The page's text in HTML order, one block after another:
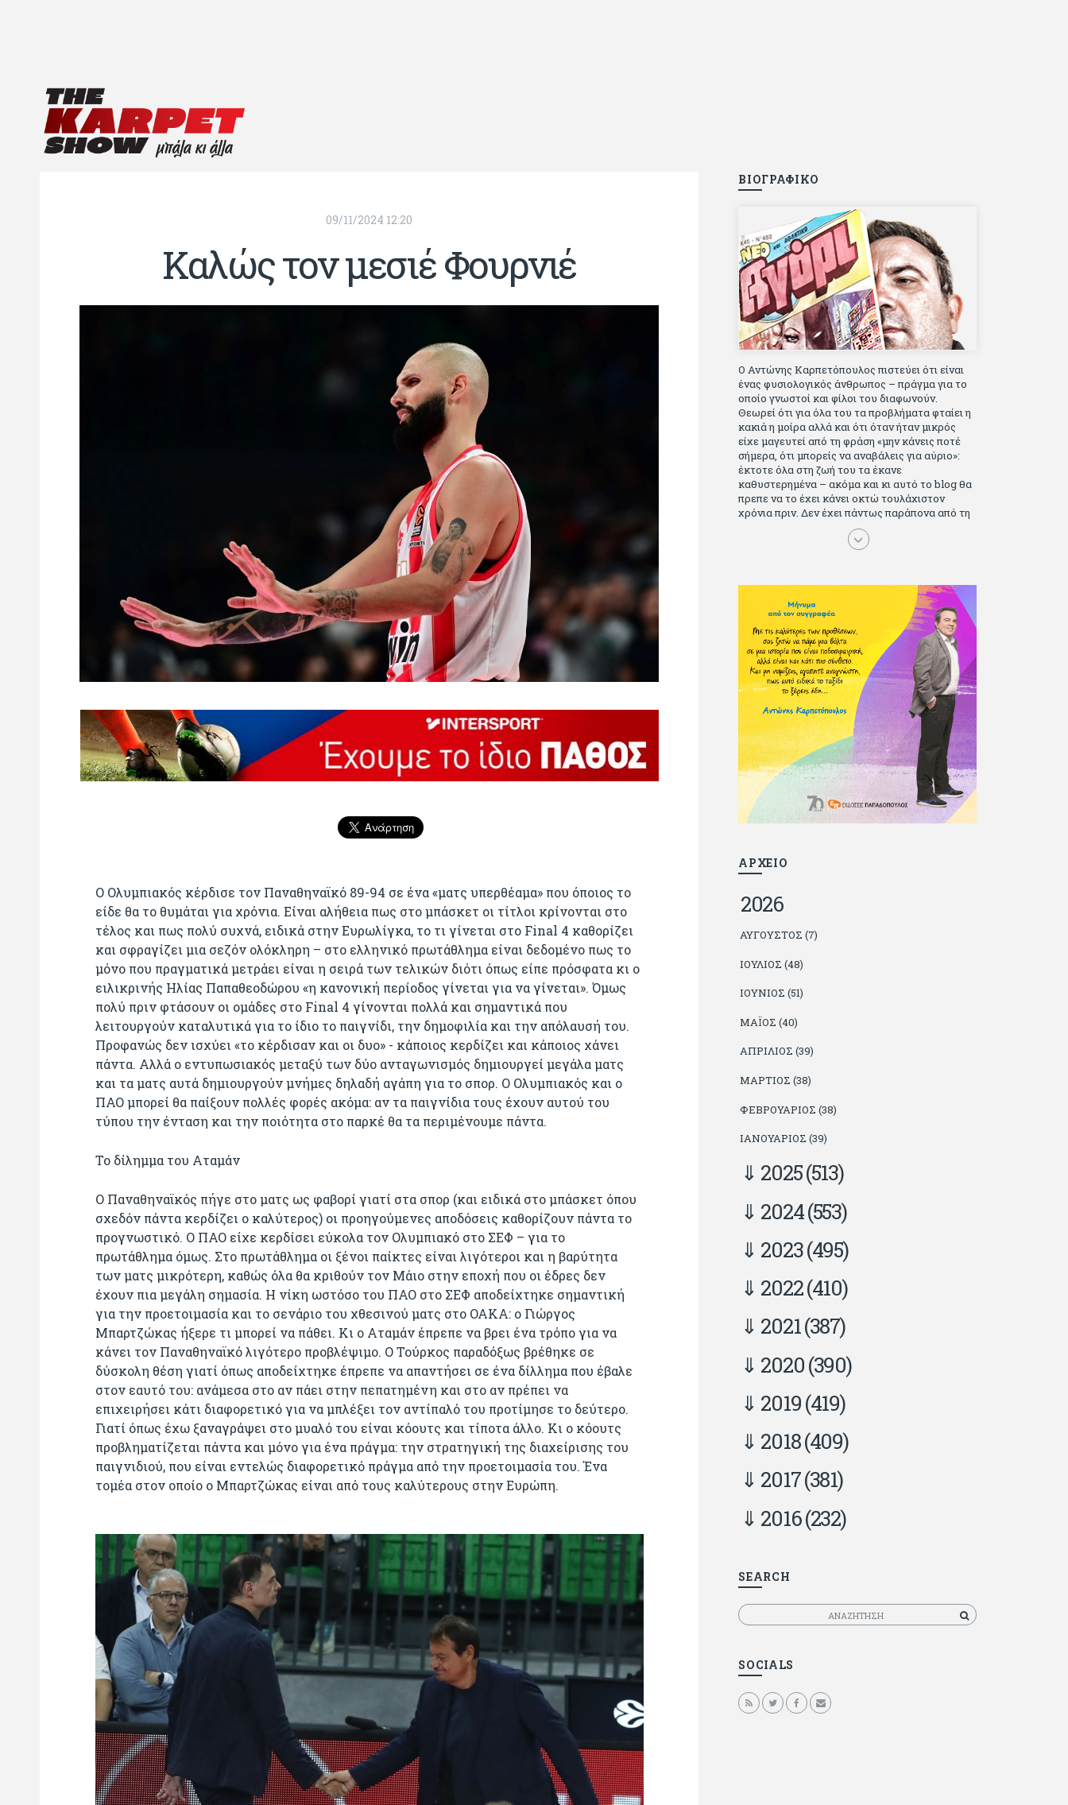
09/11/2024 12:20
Καλώς τον μεσιέ Φουρνιέ
Ο Ολυμπιακός κέρδισε τον Παναθηναϊκό 89-94 σε ένα «ματς υπερθέαμα» που όποιος το
είδε θα το θυμάται για χρόνια. Είναι αλήθεια πως στο μπάσκετ οι τίτλοι κρίνονται στο
τέλος και πως πολύ συχνά, ειδικά στην Ευρωλίγκα, το τι γίνεται στο Final 4 καθορίζει
και σφραγίζει μια σεζόν ολόκληρη – στο ελληνικό πρωτάθλημα είναι δεδομένο πως το
μόνο που πραγματικά μετράει είναι η σειρά των τελικών διότι όπως είπε πρόσφατα κι ο
ειλικρινής Ηλίας Παπαθεοδώρου «η κανονική περίοδος γίνεται για να γίνεται». Όμως
πολύ πριν φτάσουν οι ομάδες στο Final 4 γίνονται πολλά και σημαντικά που
λειτουργούν καταλυτικά για το ίδιο το παιγνίδι, την δημοφιλία και την απόλαυσή του.
Προφανώς δεν ισχύει «το κέρδισαν και οι δυο» - κάποιος κερδίζει και κάποιος χάνει
πάντα. Αλλά ο εντυπωσιακός μεταξύ των δύο ανταγωνισμός δημιουργεί μεγάλα ματς
και τα ματς αυτά δημιουργούν μνήμες δηλαδή αγάπη για το σπορ. Ο Ολυμπιακός και ο
ΠΑΟ μπορεί θα παίξουν πολλές φορές ακόμα: αν τα παιγνίδια τους έχουν αυτού του
τύπου την ένταση και την ποιότητα στο παρκέ θα τα περιμένουμε πάντα.
Το δίλημμα του Αταμάν
Ο Παναθηναϊκός πήγε στο ματς ως φαβορί γιατί στα σπορ (και ειδικά στο μπάσκετ όπου
σχεδόν πάντα κερδίζει ο καλύτερος) οι προηγούμενες αποδόσεις καθορίζουν πάντα το
προγνωστικό. Ο ΠΑΟ είχε κερδίσει εύκολα τον Ολυμπιακό στο ΣΕΦ – για το
πρωτάθλημα όμως. Στο πρωτάθλημα οι ξένοι παίκτες είναι λιγότεροι και η βαρύτητα
των ματς μικρότερη, καθώς όλα θα κριθούν τον Μάιο στην εποχή που οι έδρες δεν
έχουν πια μεγάλη σημασία. Η νίκη ωστόσο του ΠΑΟ στο ΣΕΦ αποδείχτηκε σημαντική
για την προετοιμασία και το σενάριο του χθεσινού ματς στο ΟΑΚΑ: ο Γιώργος
Μπαρτζώκας ήξερε τι μπορεί να πάθει. Κι ο Αταμάν έπρεπε να βρει ένα τρόπο για να
κάνει τον Παναθηναϊκό λιγότερο προβλέψιμο. Ο Τούρκος παραδόξως βρέθηκε σε
δύσκολη θέση γιατί όπως αποδείχτηκε έπρεπε να απαντήσει σε ένα δίλλημα που έβαλε
στον εαυτό του: ανάμεσα στο αν πάει στην πεπατημένη και στο αν πρέπει να
επιχειρήσει κάτι διαφορετικό για να μπλέξει τον αντίπαλό του προτίμησε το δεύτερο.
Γιατί όπως έχω ξαναγράψει στο μυαλό του είναι κόουτς και τίποτα άλλο. Κι ο κόουτς
προβληματίζεται πάντα και μόνο για ένα πράγμα: την στρατηγική της διαχείρισης του
παιγνιδιού, που είναι εντελώς διαφορετικό πράγμα από την προετοιμασία του. Ένα
τομέα στον οποίο ο Μπαρτζώκας είναι από τους καλύτερους στην Ευρώπη.
ΒΙΟΓΡΑΦΙΚΟ
Ο Αντώνης Καρπετόπουλος πιστεύει ότι είναι
ένας φυσιολογικός άνθρωπος – πράγμα για το
οποίο γνωστοί και φίλοι του διαφωνούν.
Θεωρεί ότι για όλα του τα προβλήματα φταίει η
κακιά η μοίρα αλλά και ότι όταν ήταν μικρός
είχε μαγευτεί από τη φράση «μην κάνεις ποτέ
σήμερα, ότι μπορείς να αναβάλεις για αύριο»:
έκτοτε όλα στη ζωή του τα έκανε
καθυστερημένα – ακόμα και κι αυτό το blog θα
πρεπε να το έχει κάνει οκτώ τουλάχιστον
χρόνια πριν. Δεν έχει πάντως παράπονα από τη
ζωή του, ούτε και απωθημένα. Πέρασε ωραία
παιδικά χρόνια διαβάζοντας πολλά και σοβαρά
αρκετό Ιούλιο Βέρν πριν τον κερδίσουν τα
αστυνομικά), απέκτησε τους σωστούς φίλους
κυρίως γιατί του άρεσε να κάνει παρέα με
μεγαλύτερους. Μεγαλώνοντας σπούδασε, έζησε
πολύ στο εξωτερικό, είδε εκατοντάδες ταινίες
κι έγραφε και στο περιοδικό Σινεμά, είχε
κάποιες αισθηματικές περιπέτειες που
σκόρπισαν γέλιο στους φίλους του - αν όχι και
στον ίδιο. Πήγε στρατό κανονικά στα σύνορα
και διατήρησε μια καλή σχέση με την οικογένεια
του, την οποία αισθάνεται πως διάφορες φορές
έφερε σε δύσκολη θέση. Κείμενο με την
υπογραφή του πρωτοδημοσιεύτηκε στο
Φίλαθλο το 1992. Επέστρεψε οριστικά στην
Ελλάδα το 1998, δούλεψε για πολλούς (αφού
δυσκολεύεται να πει όχι), και κάποιοι, αν όχι και
όλοι, τον πλήρωσαν κι έμειναν και
ευχαριστημένοι από τη συνεργασία. Σήμερα
κλείσει εικοσαετία) και στη Sportday. Επαίρεται
ότι λίγοι έχουν δει περισσότερο ποδόσφαιρο
γιατί είναι μέλος της γενιάς που απόλαυσε τους
μεγαλύτερους σε όλα τα σπορ. Δεν είναι
παντρεμένος, αλλά θαυμάζει όσους βρίσκουν το
κουράγιο να το κάνουν. Αντίθετα από πολλούς
φίλους του δεν πληρώνει διατροφές. Ελπίζει ότι
δεν έχει παιδιά. Απειλεί ότι θα γράφει όσο
υπάρχουν άνθρωποι που τον διαβάζουν, είτε
συμφωνώντας είτε διαφωνώντας.
ΑΡΧΕΙΟ
2026
ΑΎΓΟΥΣΤΟΣ (7)
ΙΟΎΛΙΟΣ (48)
ΙΟΎΝΙΟΣ (51)
ΜΆΙΟΣ (40)
ΑΠΡΊΛΙΟΣ (39)
ΜΆΡΤΙΟΣ (38)
ΦΕΒΡΟΥΆΡΙΟΣ (38)
ΙΑΝΟΥΆΡΙΟΣ (39)
2025(513)
2024(553)
2023(495)
2022(410)
2021(387)
2020(390)
2019(419)
2018(409)
2017(381)
2016(232)
SEARCH
Αναζητηση
SOCIALS